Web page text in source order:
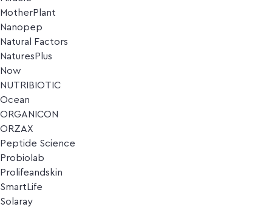
MotherPlant
Nanopep
Natural Factors
NaturesPlus
Now
NUTRIBIOTIC
Ocean
ORGANICON
ORZAX
Peptide Science
Probiolab
Prolifeandskin
SmartLife
Solaray